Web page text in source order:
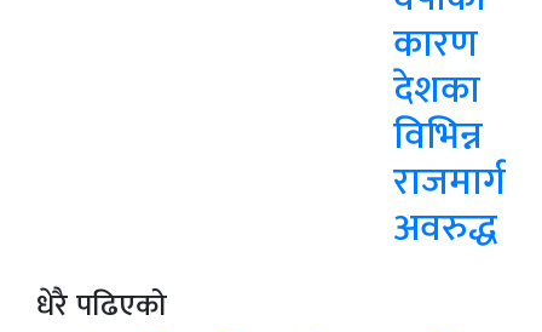
कारण
देशका
विभिन्न
राजमार्ग
अवरुद्ध
धेरै पढिएको